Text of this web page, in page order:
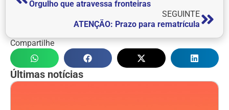
Orgulho que atravessa fronteiras
SEGUINTE
ATENÇÃO: Prazo para rematrícula
Compartilhe
Últimas notícias